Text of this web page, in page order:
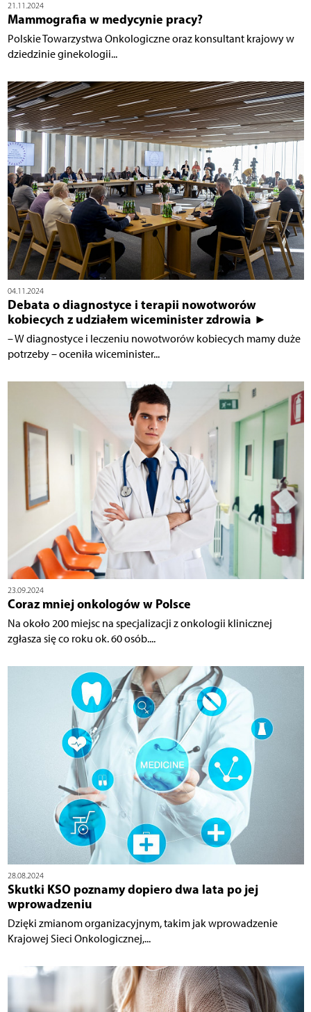
21.11.2024
Mammografia w medycynie pracy?
Polskie Towarzystwa Onkologiczne oraz konsultant krajowy w
dziedzinie ginekologii...
04.11.2024
Debata o diagnostyce i terapii nowotworów
kobiecych z udziałem wiceminister zdrowia ►
– W diagnostyce i leczeniu nowotworów kobiecych mamy duże
potrzeby – oceniła wiceminister...
23.09.2024
Coraz mniej onkologów w Polsce
Na około 200 miejsc na specjalizacji z onkologii klinicznej
zgłasza się co roku ok. 60 osób....
28.08.2024
Skutki KSO poznamy dopiero dwa lata po jej
wprowadzeniu
Dzięki zmianom organizacyjnym, takim jak wprowadzenie
Krajowej Sieci Onkologicznej,...